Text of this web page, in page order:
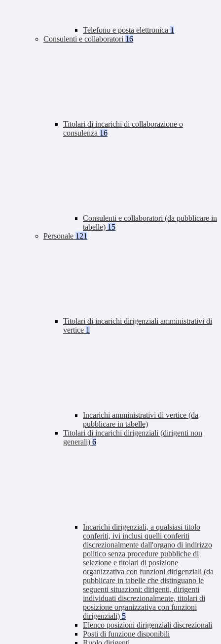
Telefono e posta elettronica 1
Consulenti e collaboratori 16
Titolari di incarichi di collaborazione o
consulenza 16
Consulenti e collaboratori (da pubblicare in
tabelle) 15
Personale 121
Titolari di incarichi dirigenziali amministrativi di
vertice 1
Incarichi amministrativi di vertice (da
pubblicare in tabelle)
Titolari di incarichi dirigenziali (dirigenti non
generali) 6
Incarichi dirigenziali, a qualsiasi titolo
conferiti, ivi inclusi quelli conferiti
discrezionalmente dall'organo di indirizzo
politico senza procedure pubbliche di
selezione e titolari di posizione
organizzativa con funzioni dirigenziali (da
pubblicare in tabelle che distinguano le
seguenti situazioni: dirigenti, dirigenti
individuati discrezionalmente, titolari di
posizione organizzativa con funzioni
dirigenziali) 5
Elenco posizioni dirigenziali discrezionali
Posti di funzione disponibili